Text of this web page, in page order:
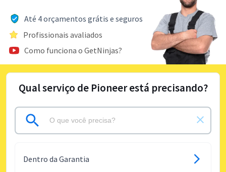
Até 4 orçamentos grátis e seguros
Profissionais avaliados
Como funciona o GetNinjas?
Qual serviço de Pioneer está precisando?
Dentro da Garantia